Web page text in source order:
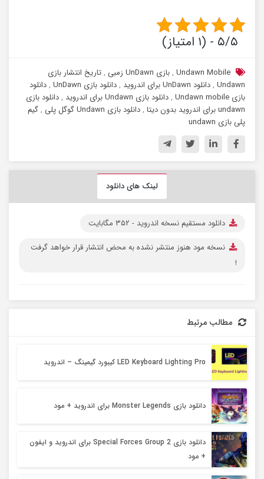
۵/۵ - (۱ امتیاز)
Undawn Mobile
,بازی UnDawn زمبی ,تاریخ انتشار بازی
Undawn
,دانلود UnDawn برای اندروید ,دانلود بازی UnDawn ,دانلود
بازی Undawn mobile
,دانلود بازی Undawn برای اندروید ,دانلود بازی
undawn برای اندروید بدون دیتا
,دانلود بازی Undawn گوگل پلی ,گیم
پلی بازی undawn
لینک های دانلود
دانلود مستقیم نسخه اندروید - ۳۵۲ مگابایت
نسخه مود هنوز منتشر نشده به محض انتشار قرار خواهد گرفت
!
مطالب مرتبط
LED Keyboard Lighting Pro کیبورد گیمینگ – اندروید
دانلود بازی Monster Legends برای اندروید + مود
دانلود بازی Special Forces Group 2 برای اندروید و ایفون
+ مود